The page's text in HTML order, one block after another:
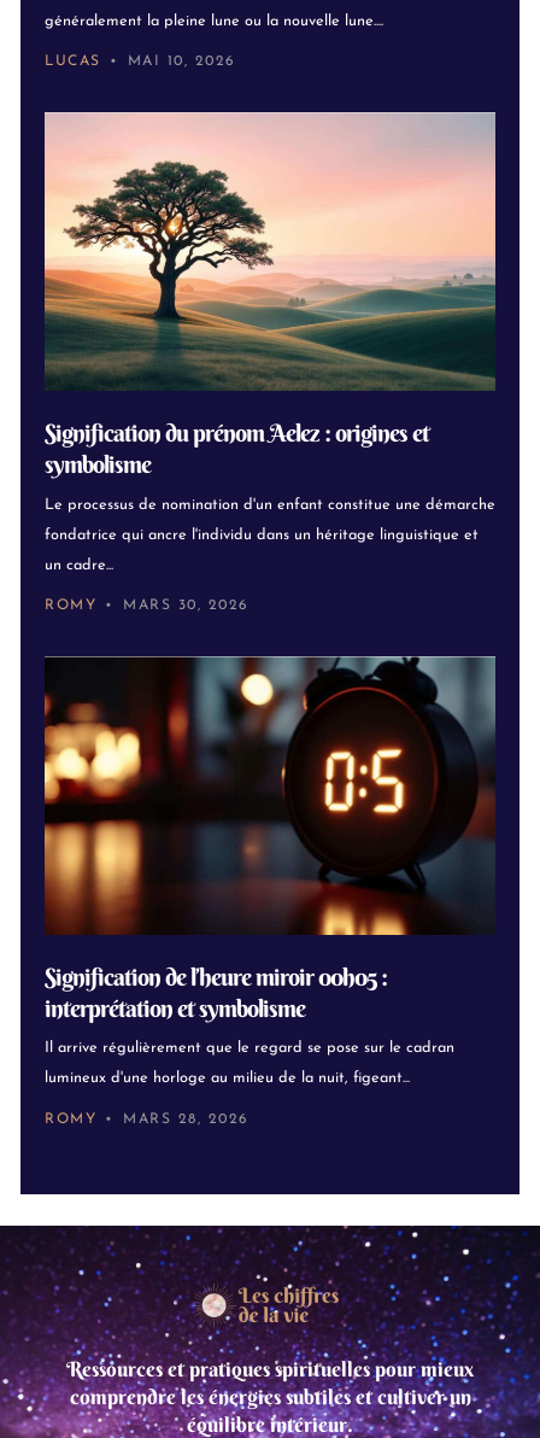
généralement la pleine lune ou la nouvelle lune....
LUCAS MAI 10, 2026
Signification du prénom Aelez : origines et
symbolisme
Le processus de nomination d'un enfant constitue une démarche
fondatrice qui ancre l'individu dans un héritage linguistique et
un cadre...
ROMY MARS 30, 2026
Signification de l’heure miroir 00h05 :
interprétation et symbolisme
Il arrive régulièrement que le regard se pose sur le cadran
lumineux d'une horloge au milieu de la nuit, figeant...
ROMY MARS 28, 2026
Ressources et pratiques spirituelles pour mieux
comprendre les énergies subtiles et cultiver un
équilibre intérieur.